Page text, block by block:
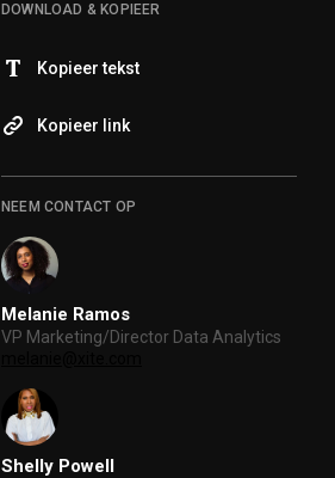
DOWNLOAD & KOPIEER
Kopieer tekst
Kopieer link
NEEM CONTACT OP
Melanie Ramos
VP Marketing/Director Data Analytics
Shelly Powell